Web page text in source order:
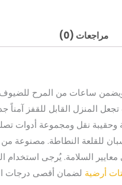
مراجعات (0)
ويضمن ساعات من المرح
القابل للقفز آمناً
أرضية لضمان أقصى درجات